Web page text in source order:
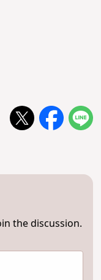
the discussion.